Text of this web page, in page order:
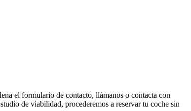
el formulario de contacto, llámanos o contacta con
de viabilidad, procederemos a reservar tu coche sin